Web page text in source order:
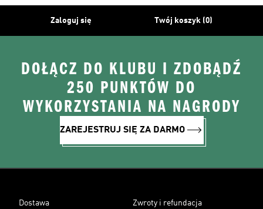
Zaloguj się Twój koszyk (0)
DOŁĄCZ DO KLUBU I ZDOBĄDŹ
250 PUNKTÓW DO
WYKORZYSTANIA NA NAGRODY
ZAREJESTRUJ SIĘ ZA DARMO
Dostawa Zwroty i refundacja